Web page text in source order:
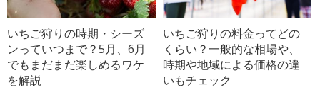
いちご狩りの時期・シーズ
ンっていつまで？5月、6月
でもまだまだ楽しめるワケ
を解説
いちご狩りの料金ってどの
くらい？一般的な相場や、
時期や地域による価格の違
いもチェック